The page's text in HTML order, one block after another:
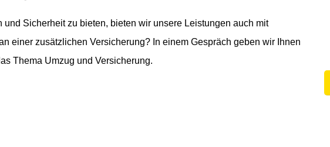
und Sicherheit zu bieten, bieten wir unsere Leistungen auch mit
einer zusätzlichen Versicherung? In einem Gespräch geben wir Ihnen
Thema Umzug und Versicherung.